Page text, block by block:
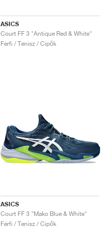
ASICS
Court FF 3 "Antique Red & White"
Férfi / Tenisz / Cipők
ASICS
Court FF 3 "Mako Blue & White"
Férfi / Tenisz / Cipők